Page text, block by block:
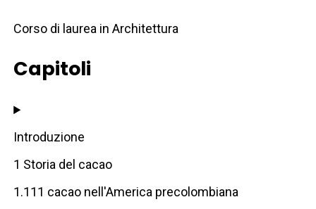
Corso di laurea in Architettura
Capitoli
Introduzione
1 Storia del cacao
1.111 cacao nell'America precolombiana